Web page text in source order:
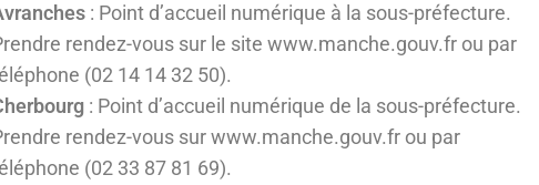
: Point d’accueil numérique à la sous-préfecture.
rendez-vous sur le site www.manche.gouv.fr ou par
(02 14 14 32 50).
: Point d’accueil numérique de la sous-préfecture.
rendez-vous sur www.manche.gouv.fr ou par
(02 33 87 81 69).